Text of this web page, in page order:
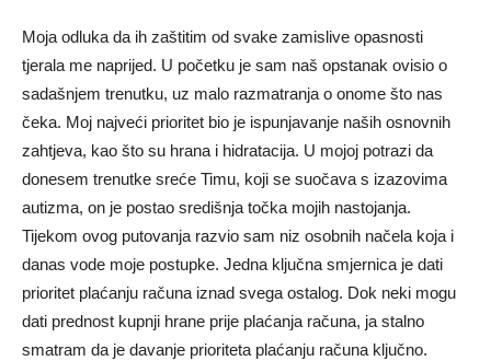
Moja odluka da ih zaštitim od svake zamislive opasnosti
tjerala me naprijed. U početku je sam naš opstanak ovisio o
sadašnjem trenutku, uz malo razmatranja o onome što nas
čeka. Moj najveći prioritet bio je ispunjavanje naših osnovnih
zahtjeva, kao što su hrana i hidratacija. U mojoj potrazi da
donesem trenutke sreće Timu, koji se suočava s izazovima
autizma, on je postao središnja točka mojih nastojanja.
Tijekom ovog putovanja razvio sam niz osobnih načela koja i
danas vode moje postupke. Jedna ključna smjernica je dati
prioritet plaćanju računa iznad svega ostalog. Dok neki mogu
dati prednost kupnji hrane prije plaćanja računa, ja stalno
smatram da je davanje prioriteta plaćanju računa ključno.